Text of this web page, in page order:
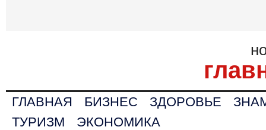
ГЛАВНАЯ БИЗНЕС ЗДОРОВЬЕ
ТУРИЗМ
ЭКОНОМИКА